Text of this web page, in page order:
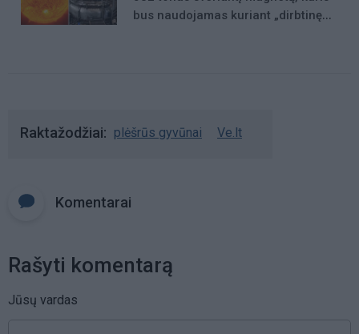
bus naudojamas kuriant „dirbtinę
Raktažodžiai plėšrūs gyvūnai Ve.lt
Komentarai
Rašyti komentarą
Jūsų vardas